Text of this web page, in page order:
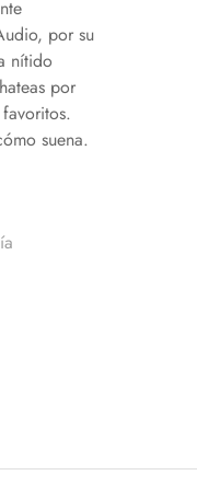
por su
nítido
por
suena.